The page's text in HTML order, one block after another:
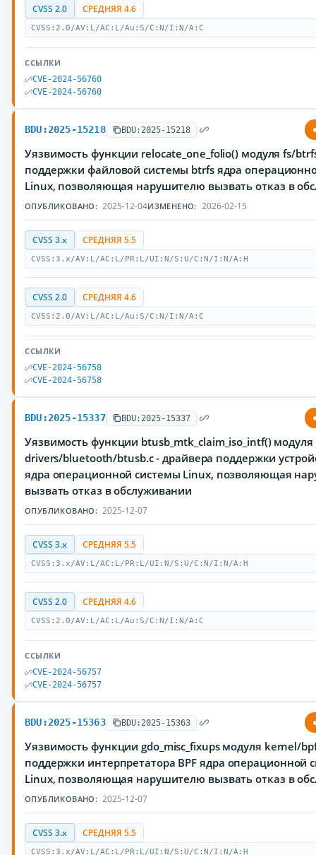
CVSS 2.0 СРЕДНЯЯ 4.6
CVSS:2.0/AV:L/AC:L/Au:S/C:N/I:N/A:C
ССЫЛКИ
CVE-2024-56760
CVE-2024-56760
BDU:2025-15218 BDU:2025-15218
Уязвимость функции relocate_one_folio() модуля fs/
поддержки файловой системы btrfs ядра
Linux, позволяющая нарушителю вызвать отказ в
ОПУБЛИКОВАНО: 2025-12-04ИЗМЕНЕНО: 2026-02-15
CVSS 3.x СРЕДНЯЯ 5.5
CVSS:3.x/AV:L/AC:L/PR:L/UI:N/S:U/C:N/I:N/A:H
CVSS 2.0 СРЕДНЯЯ 4.6
CVSS:2.0/AV:L/AC:L/Au:S/C:N/I:N/A:C
ССЫЛКИ
CVE-2024-56758
CVE-2024-56758
BDU:2025-15337 BDU:2025-15337
Уязвимость функции btusb_mtk_claim_iso_intf() модуля
drivers/bluetooth/btusb.c - драйвера поддержки
ядра операционной системы Linux, позволяющая
вызвать отказ в обслуживании
ОПУБЛИКОВАНО: 2025-12-07
CVSS 3.x СРЕДНЯЯ 5.5
CVSS:3.x/AV:L/AC:L/PR:L/UI:N/S:U/C:N/I:N/A:H
CVSS 2.0 СРЕДНЯЯ 4.6
CVSS:2.0/AV:L/AC:L/Au:S/C:N/I:N/A:C
ССЫЛКИ
CVE-2024-56757
CVE-2024-56757
BDU:2025-15363 BDU:2025-15363
Уязвимость функции gdo_misc_fixups модуля kernel/
поддержки интерпретатора BPF ядра операционной
Linux, позволяющая нарушителю вызвать отказ в
ОПУБЛИКОВАНО: 2025-12-07
CVSS 3.x СРЕДНЯЯ 5.5
CVSS:3.x/AV:L/AC:L/PR:L/UI:N/S:U/C:N/I:N/A:H